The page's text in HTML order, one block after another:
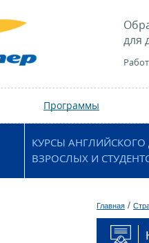
для
Программы
КУРСЫ АНГЛИЙСКОГО
ВЗРОСЛЫХ И
Главная /